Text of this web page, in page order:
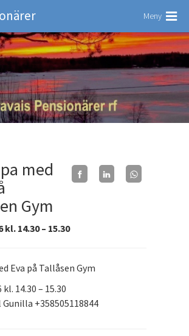
Meny
med
Gym
kl. 14.30 – 15.30
Eva på Tallåsen Gym
kl. 14.30 – 15.30
+358505118844